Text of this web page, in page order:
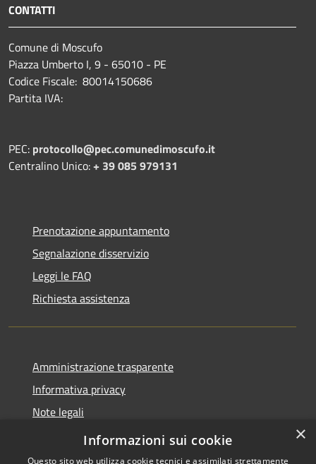
CONTATTI
Comune di Moscufo
Piazza Umberto I, 9 - 65010 - PE
Codice Fiscale: 80014150686
Partita IVA:
PEC: protocollo@pec.comunedimoscufo.it
Centralino Unico:+ 39 085 979131
Prenotazione appuntamento
Segnalazione disservizio
Leggi le FAQ
Richiesta assistenza
Amministrazione trasparente
Informativa privacy
Note legali
Dichiarazione di accessibilità
×
Informazioni sui cookie
Questo sito web utilizza cookie tecnici e assimilati strettamente